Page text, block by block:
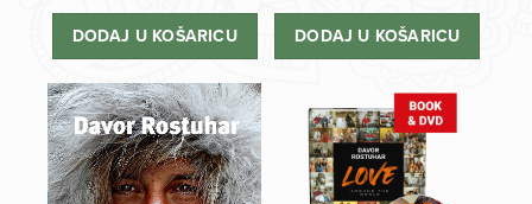
DODAJ U KOŠARICU DODAJ U KOŠARICU